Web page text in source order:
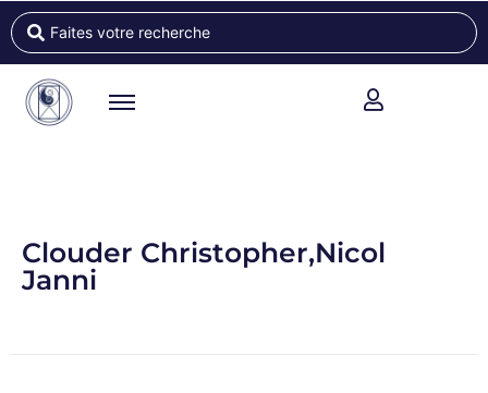
Clouder Christopher,Nicol
Janni